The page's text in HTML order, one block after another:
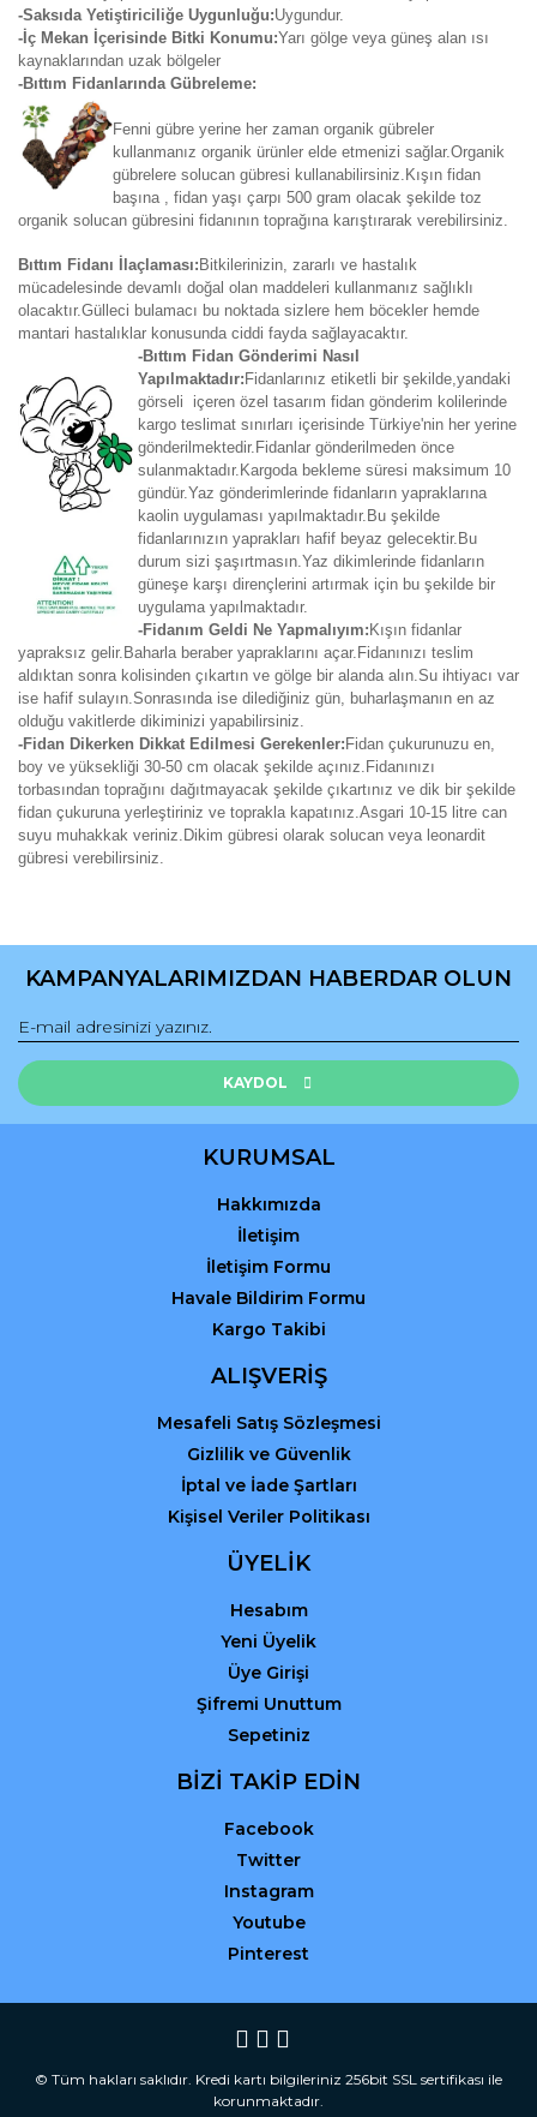
-Saksıda Yetiştiriciliğe Uygunluğu:Uygundur.
-İç Mekan İçerisinde Bitki Konumu:Yarı gölge veya güneş alan ısı
kaynaklarından uzak bölgeler
-Bıttım Fidanlarında Gübreleme:
Fenni gübre yerine her zaman organik gübreler
kullanmanız organik ürünler elde etmenizi sağlar.Organik
gübrelere solucan gübresi kullanabilirsiniz.Kışın fidan
başına , fidan yaşı çarpı 500 gram olacak şekilde toz
organik solucan gübresini fidanının toprağına karıştırarak verebilirsiniz.
Bıttım Fidanı İlaçlaması: Bitkilerinizin, zararlı ve hastalık
mücadelesinde devamlı doğal olan maddeleri kullanmanız sağlıklı
olacaktır.Gülleci bulamacı bu noktada sizlere hem böcekler hemde
mantari hastalıklar konusunda ciddi fayda sağlayacaktır.
-Bıttım Fidan Gönderimi Nasıl
Yapılmaktadır: Fidanlarınız etiketli bir şekilde,yandaki
görseli içeren özel tasarım fidan gönderim kolilerinde
kargo teslimat sınırları içerisinde Türkiye'nin her yerine
gönderilmektedir.Fidanlar gönderilmeden önce
sulanmaktadır.Kargoda bekleme süresi maksimum 10
gündür.Yaz gönderimlerinde fidanların yapraklarına
kaolin uygulaması yapılmaktadır.Bu şekilde
fidanlarınızın yaprakları hafif beyaz gelecektir.Bu
durum sizi şaşırtmasın.Yaz dikimlerinde fidanların
güneşe karşı dirençlerini artırmak için bu şekilde bir
uygulama yapılmaktadır.
-Fidanım Geldi Ne Yapmalıyım: Kışın fidanlar
yapraksız gelir.Baharla beraber yapraklarını açar.Fidanınızı teslim
aldıktan sonra kolisinden çıkartın ve gölge bir alanda alın.Su ihtiyacı var
ise hafif sulayın.Sonrasında ise dilediğiniz gün, buharlaşmanın en az
olduğu vakitlerde dikiminizi yapabilirsiniz.
-Fidan Dikerken Dikkat Edilmesi Gerekenler: Fidan çukurunuzu en,
boy ve yüksekliği 30-50 cm olacak şekilde açınız.Fidanınızı
torbasından toprağını dağıtmayacak şekilde çıkartınız ve dik bir şekilde
fidan çukuruna yerleştiriniz ve toprakla kapatınız.Asgari 10-15 litre can
suyu muhakkak veriniz.Dikim gübresi olarak solucan veya leonardit
gübresi verebilirsiniz.
konularda yetersiz gördüğünüz noktaları öneri formunu
Görüş ve önerileriniz için teşekkür ederiz.
Ürün resmi kalitesiz, bozuk veya görüntülenemiyor.
Ürün açıklamasında eksik bilgiler bulunuyor.
Ürün fiyatı diğer sitelerden daha pahalı.
Gönder
KAMPANYALARIMIZDAN HABERDAR OLUN
KAYDOL
KURUMSAL
Hakkımızda
İletişim
İletişim Formu
Havale Bildirim Formu
Kargo Takibi
ALIŞVERİŞ
Mesafeli Satış Sözleşmesi
Gizlilik ve Güvenlik
İptal ve İade Şartları
Kişisel Veriler Politikası
ÜYELİK
Hesabım
Yeni Üyelik
Üye Girişi
Şifremi Unuttum
Sepetiniz
BİZİ TAKİP EDİN
Facebook
Twitter
Instagram
Youtube
Pinterest
© Tüm hakları saklıdır. Kredi kartı bilgileriniz 256bit SSL sertifikası ile
korunmaktadır.